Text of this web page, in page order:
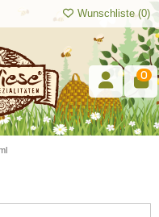
Wunschliste (0)
0